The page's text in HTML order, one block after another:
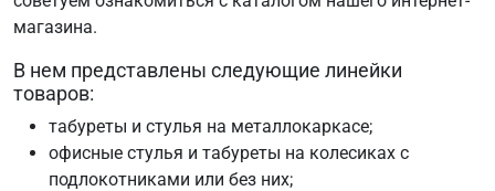
магазина.
В нем представлены следующие линейки
товаров:
табуреты и стулья на металлокаркасе;
офисные стулья и табуреты на колесиках c
подлокотниками или без них;